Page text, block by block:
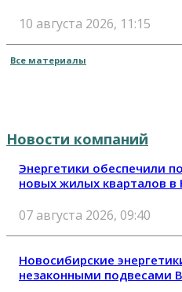
10 августа 2026, 11:15
Все материалы
Новости компаний
Энергетики обеспечили
новых жилых кварталов в
07 августа 2026, 09:40
Новосибирские
незаконными подвесами